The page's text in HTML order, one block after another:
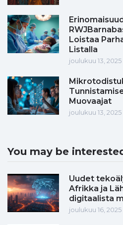
Loistaa
Listalla
joulukuu 13, 2025
Muovaajat
joulukuu 13, 2025
You may be
Uudet
Afrikka ja
digitaalista
joulukuu 16, 2025